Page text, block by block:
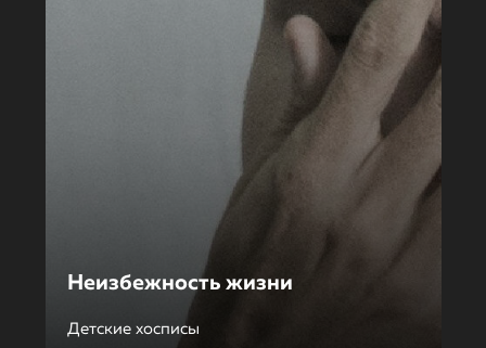
Неизбежность жизни
Детские хосписы